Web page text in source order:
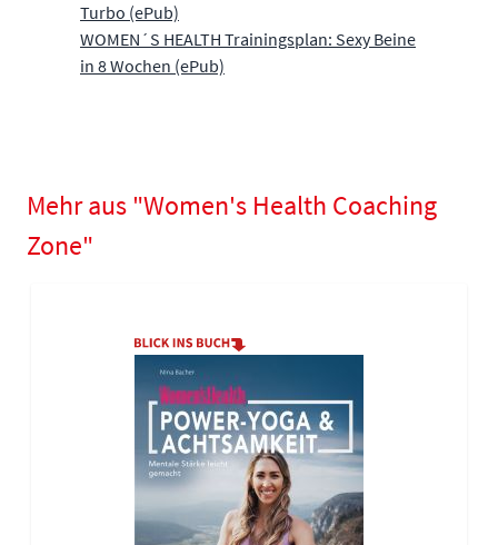
Turbo (ePub)
WOMEN´S HEALTH Trainingsplan: Sexy Beine
in 8 Wochen (ePub)
Mehr aus "Women's Health Coaching
Zone"